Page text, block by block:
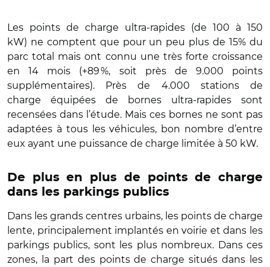
Les points de charge ultra-rapides (de 100 à 150
kW) ne comptent que pour un peu plus de 15% du
parc total mais ont connu une très forte croissance
en 14 mois (+89 %, soit près de 9.000 points
supplémentaires). Près de 4.000 stations de
charge équipées de bornes ultra-rapides sont
recensées dans l’étude. Mais ces bornes ne sont pas
adaptées à tous les véhicules, bon nombre d’entre
eux ayant une puissance de charge limitée à 50 kW.
De plus en plus de points de charge
dans les parkings publics
Dans les grands centres urbains, les points de charge
lente, principalement implantés en voirie et dans les
parkings publics, sont les plus nombreux. Dans ces
zones, la part des points de charge situés dans les